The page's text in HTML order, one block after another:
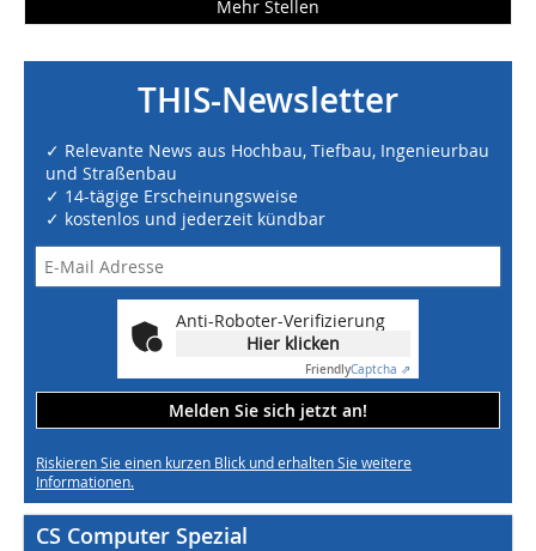
Mehr Stellen
THIS-Newsletter
✓ Relevante News aus Hochbau, Tiefbau, Ingenieurbau
und Straßenbau
✓ 14-tägige Erscheinungsweise
✓ kostenlos und jederzeit kündbar
Anti-Roboter-Verifizierung
Hier klicken
FriendlyCaptcha ⇗
Melden Sie sich jetzt an!
Riskieren Sie einen kurzen Blick und erhalten Sie weitere
Informationen.
CS Computer Spezial